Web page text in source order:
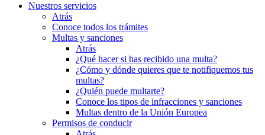
Nuestros servicios
Atrás
Conoce todos los trámites
Multas y sanciones
Atrás
¿Qué hacer si has recibido una multa?
¿Cómo y dónde quieres que te notifiquemos tus
multas?
¿Quién puede multarte?
Conoce los tipos de infracciones y sanciones
Multas dentro de la Unión Europea
Permisos de conducir